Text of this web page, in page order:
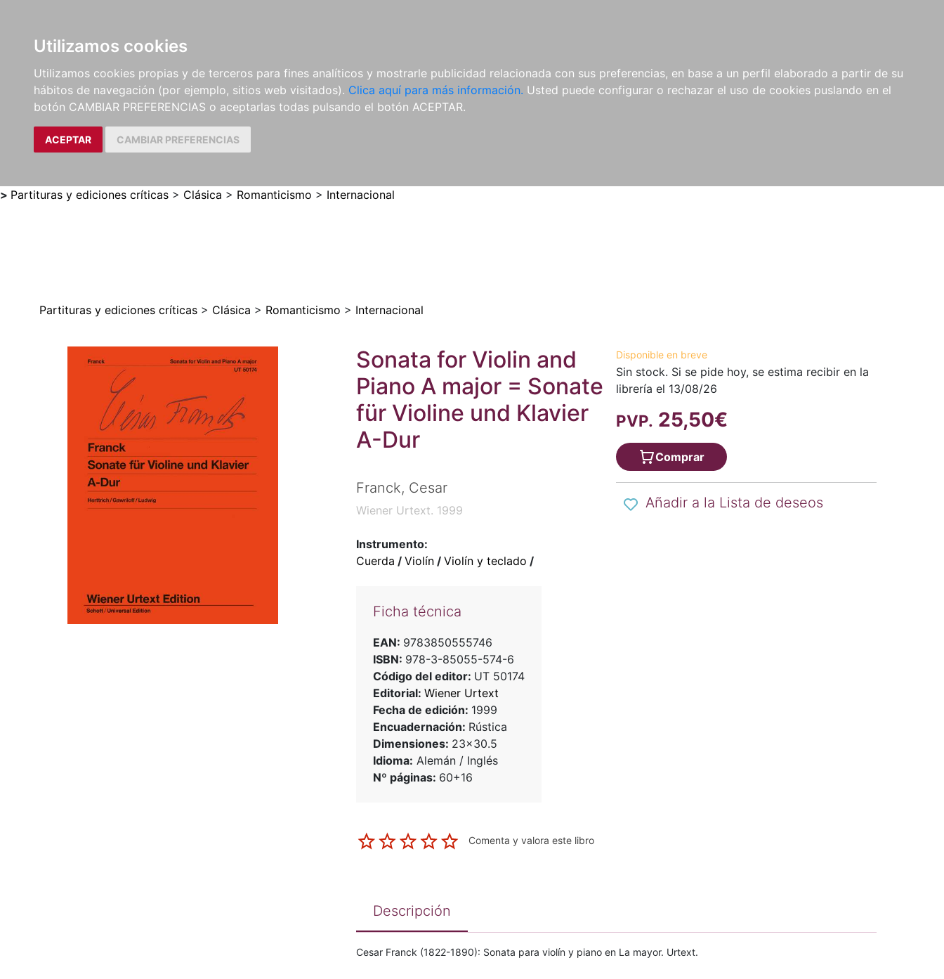
Utilizamos cookies
Utilizamos cookies propias y de terceros para fines analíticos y mostrarle publicidad relacionada con sus preferencias, en base a un perfil elaborado a partir de su
hábitos de navegación (por ejemplo, sitios web visitados). Clica aquí para más información. Usted puede configurar o rechazar el uso de cookies puslando en el
botón CAMBIAR PREFERENCIAS o aceptarlas todas pulsando el botón ACEPTAR.
ACEPTAR CAMBIAR PREFERENCIAS
LIBROS
MÉTODOS Y
EJERCICIOS
PARTITURAS Y EDICIONES
CRÍTICAS
REVISTAS
CDS Y
DVDS
MATERIAL
COMPLEMENTARIO
NOVEDADES NOTICIAS
COMPRAS
INSTITUCIONALES
> Partituras y ediciones críticas > Clásica > Romanticismo > Internacional
Partituras y ediciones críticas > Clásica > Romanticismo > Internacional
Sonata for Violin and
Piano A major = Sonate
für Violine und Klavier
A-Dur
Franck, Cesar
Wiener Urtext. 1999
Instrumento:
Cuerda / Violín/ Violín y teclado /
Ficha técnica
EAN: 9783850555746
ISBN: 978-3-85055-574-6
Código del editor: UT 50174
Editorial: Wiener Urtext
Fecha de edición: 1999
Encuadernación: Rústica
Dimensiones: 23x30.5
Idioma: Alemán / Inglés
Nº páginas: 60+16
Comenta y valora este libro
Disponible en breve
Sin stock. Si se pide hoy, se estima recibir en la
librería el 13/08/26
PVP. 25,50€
Comprar
Añadir a la Lista de deseos
Descripción
Cesar Franck (1822-1890): Sonata para violín y piano en La mayor. Urtext.